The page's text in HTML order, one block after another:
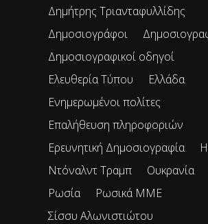
Δημήτρης Τριανταφυλλίδης
Δημοσιογράφοι
Δημοσιογραφικοί οδηγοί
Ελευθερία Τύπου
Ελλάδα
Ενημερωμένοι πολίτες
Επαλήθευση πληροφοριών
Ερευνητική Δημοσιογραφία
Ντόναλντ Τραμπ
Ουκρανία
Ρωσία
Ρωσικά ΜΜΕ
Σίσσυ Αλωνιστιώτου